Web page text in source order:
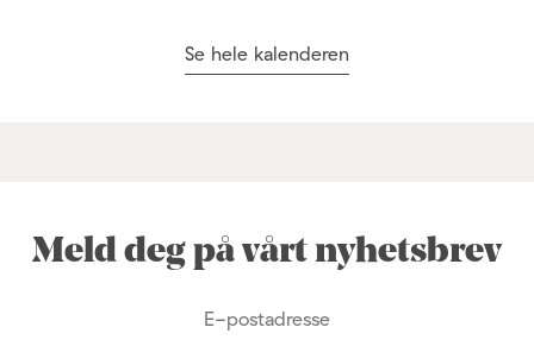
Se hele kalenderen
Meld deg på vårt nyhetsbrev